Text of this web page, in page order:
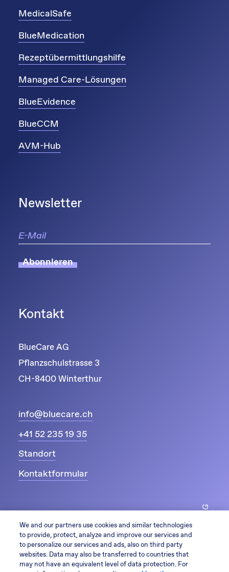
MedicalSafe
BlueMedication
Rezeptübermittlungshilfe
Managed Care-Lösungen
BlueEvidence
BlueCCM
AVM-Hub
Newsletter
Abonnieren
Kontakt
BlueCare AG
Pflanzschulstrasse 3
CH-8400 Winterthur
info@bluecare.ch
+41 52 235 19 35
Standort
Kontaktformular
We and our partners use cookies and similar technologies
to provide, protect, analyze and improve our services and
to personalize our services and ads, also on third party
websites. Data may also be transferred to countries that
may not have an equivalent level of data protection. For